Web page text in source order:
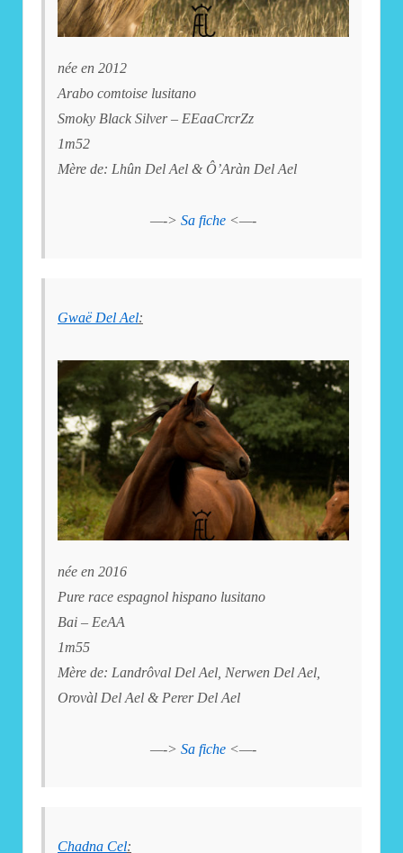
née en 2012
Arabo comtoise lusitano
Smoky Black Silver – EEaaCrcrZz
1m52
Mère de: Lhûn Del Ael & Ô’Aràn Del Ael
—-> Sa fiche <—-
Gwaë Del Ael:
née en 2016
Pure race espagnol hispano lusitano
Bai – EeAA
1m55
Mère de: Landrôval Del Ael, Nerwen Del Ael,
Orovàl Del Ael & Perer Del Ael
—-> Sa fiche <—-
Chadna Cel: